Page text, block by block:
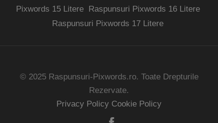
Pixwords 15 Litere
Raspunsuri Pixwords 16 Litere
Raspunsuri Pixwords 17 Litere
© 2025 Raspunsuri-Pixwords.ro. Toate Drepturile
Rezervate.
Privacy Policy Cookie Policy